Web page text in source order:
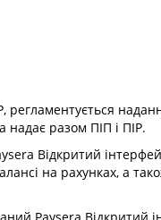
регламентується
надає разом ПІП і ПІР.
Відкритий
на рахунках, а